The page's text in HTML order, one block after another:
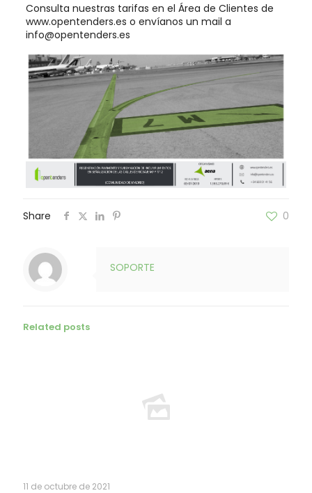
Consulta nuestras tarifas en el Área de Clientes de
www.opentenders.es o envíanos un mail a
info@opentenders.es
Share 0
SOPORTE
Related posts
11 de octubre de 2021